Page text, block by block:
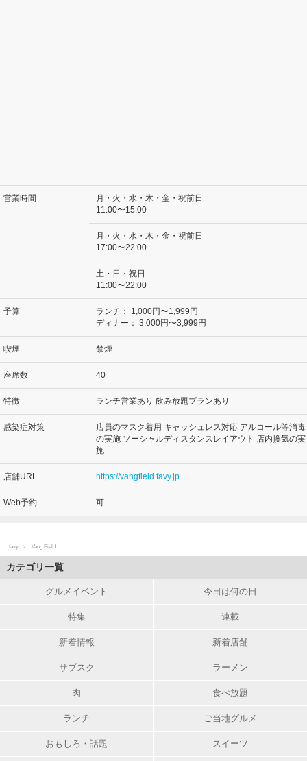
営業時間
月・火・水・木・金・祝前日
11:00〜15:00
月・火・水・木・金・祝前日
17:00〜22:00
土・日・祝日
11:00〜22:00
予算 ランチ：
1,000円〜1,999円
ディナー： 3,000円〜3,999円
喫煙 禁煙
座席数 40
特徴 ランチ営業あり 飲み放題プランあり
感染症対策
店員のマスク着用 キャッシュレス対応 アルコール等消毒
の実施 ソーシャルディスタンスレイアウト 店内換気の実
施
店舗URL https://vangfield.favy.jp
Web予約 可
favy Vang Field
カテゴリ一覧
グルメイベント 今日は何の日
特集 連載
新着情報 新着店舗
サブスク ラーメン
肉 食べ放題
ランチ ご当地グルメ
おもしろ・話題 スイーツ